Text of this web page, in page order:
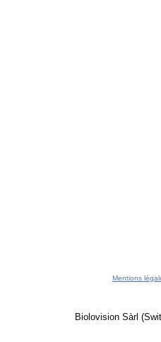
Mentions
Biolovision Sàrl